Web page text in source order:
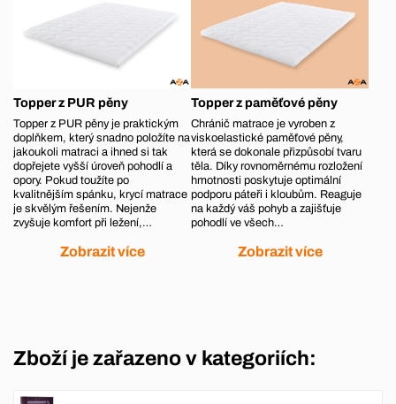
Topper z PUR pěny
Topper z PUR pěny je praktickým
doplňkem, který snadno položíte na
jakoukoli matraci a ihned si tak
dopřejete vyšší úroveň pohodlí a
opory. Pokud toužíte po
kvalitnějším spánku, krycí matrace
je skvělým řešením. Nejenže
zvyšuje komfort při ležení,…
Zobrazit více
Topper z paměťové pěny
Chránič matrace je vyroben z
viskoelastické paměťové pěny,
která se dokonale přizpůsobí tvaru
těla. Díky rovnoměrnému rozložení
hmotnosti poskytuje optimální
podporu páteři i kloubům. Reaguje
na každý váš pohyb a zajišťuje
pohodlí ve všech…
Zobrazit více
Zboží je zařazeno v kategoriích: